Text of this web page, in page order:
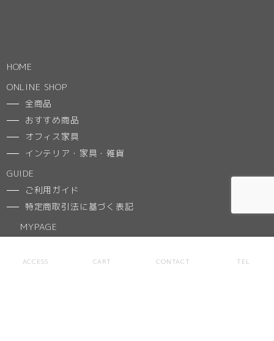
HOME
ONLINE SHOP
全商品
おすすめ商品
オフィス家具
インテリア・家具・雑貨
GUIDE
ご利用ガイド
特定商取引法に基づく表記
MYPAGE
ACCESS CART CONTACT TEL